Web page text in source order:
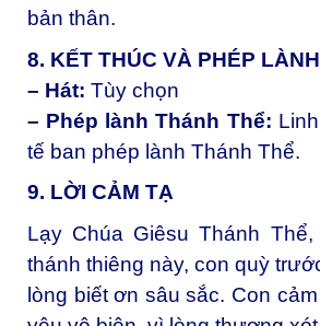
bản thân.
8. KẾT THÚC VÀ PHÉP
– Hát: Tùy chọn
– Phép lành Thánh Thể:
tế ban phép lành Thánh Thể.
9. LỜI CẢM TẠ
Lạy Chúa Giêsu Thánh Thể,
thánh thiêng này, con quỳ
lòng biết ơn sâu sắc. Con